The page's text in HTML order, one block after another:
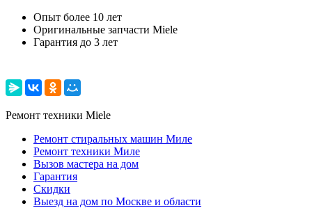
Опыт более 10 лет
Оригинальные запчасти Miele
Гарантия до 3 лет
Ремонт техники Miele
Ремонт стиральных машин Миле
Ремонт техники Миле
Вызов мастера на дом
Гарантия
Скидки
Выезд на дом по Москве и области